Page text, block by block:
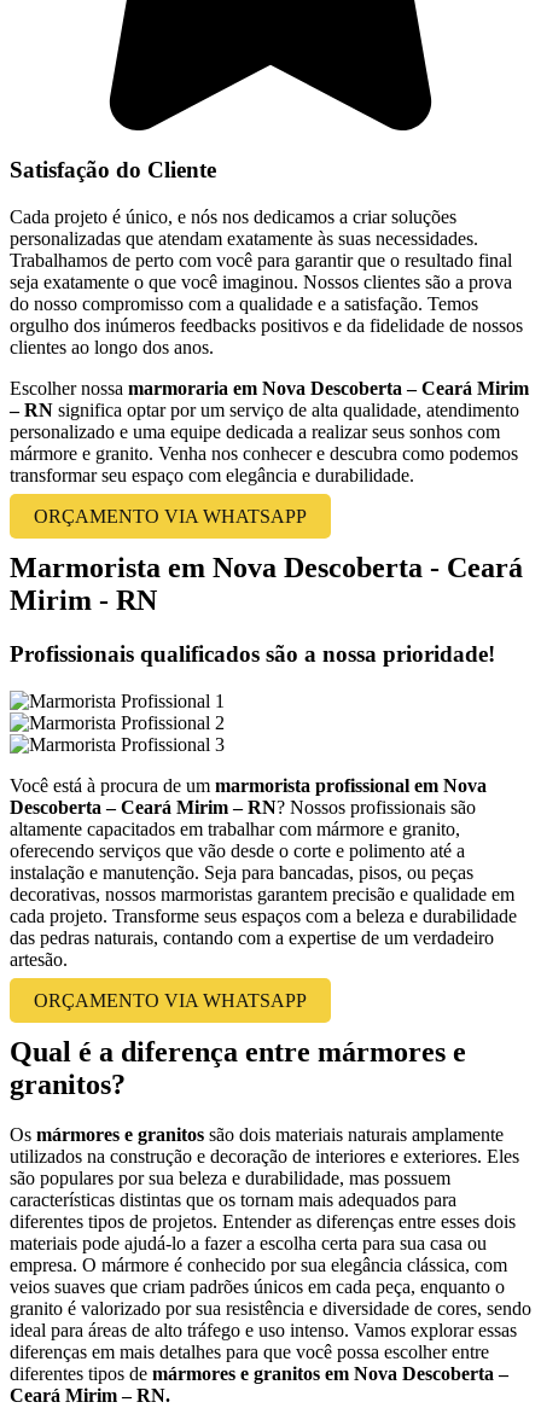
Satisfação do Cliente
Cada projeto é único, e nós nos dedicamos a criar soluções
personalizadas que atendam exatamente às suas necessidades.
Trabalhamos de perto com você para garantir que o resultado final
seja exatamente o que você imaginou. Nossos clientes são a prova
do nosso compromisso com a qualidade e a satisfação. Temos
orgulho dos inúmeros feedbacks positivos e da fidelidade de nossos
clientes ao longo dos anos.
Escolher nossa marmoraria em Nova Descoberta – Ceará Mirim
– RN significa optar por um serviço de alta qualidade, atendimento
personalizado e uma equipe dedicada a realizar seus sonhos com
mármore e granito. Venha nos conhecer e descubra como podemos
transformar seu espaço com elegância e durabilidade.
ORÇAMENTO VIA WHATSAPP
Marmorista em Nova Descoberta - Ceará
Mirim - RN
Profissionais qualificados são a nossa prioridade!
Você está à procura de um marmorista profissional em Nova
Descoberta – Ceará Mirim – RN? Nossos profissionais são
altamente capacitados em trabalhar com mármore e granito,
oferecendo serviços que vão desde o corte e polimento até a
instalação e manutenção. Seja para bancadas, pisos, ou peças
decorativas, nossos marmoristas garantem precisão e qualidade em
cada projeto. Transforme seus espaços com a beleza e durabilidade
das pedras naturais, contando com a expertise de um verdadeiro
artesão.
ORÇAMENTO VIA WHATSAPP
Qual é a diferença entre mármores e
granitos?
Os mármores e granitos são dois materiais naturais amplamente
utilizados na construção e decoração de interiores e exteriores. Eles
são populares por sua beleza e durabilidade, mas possuem
características distintas que os tornam mais adequados para
diferentes tipos de projetos. Entender as diferenças entre esses dois
materiais pode ajudá-lo a fazer a escolha certa para sua casa ou
empresa. O mármore é conhecido por sua elegância clássica, com
veios suaves que criam padrões únicos em cada peça, enquanto o
granito é valorizado por sua resistência e diversidade de cores, sendo
ideal para áreas de alto tráfego e uso intenso. Vamos explorar essas
diferenças em mais detalhes para que você possa escolher entre
diferentes tipos de mármores e granitos em Nova Descoberta –
Ceará Mirim – RN.